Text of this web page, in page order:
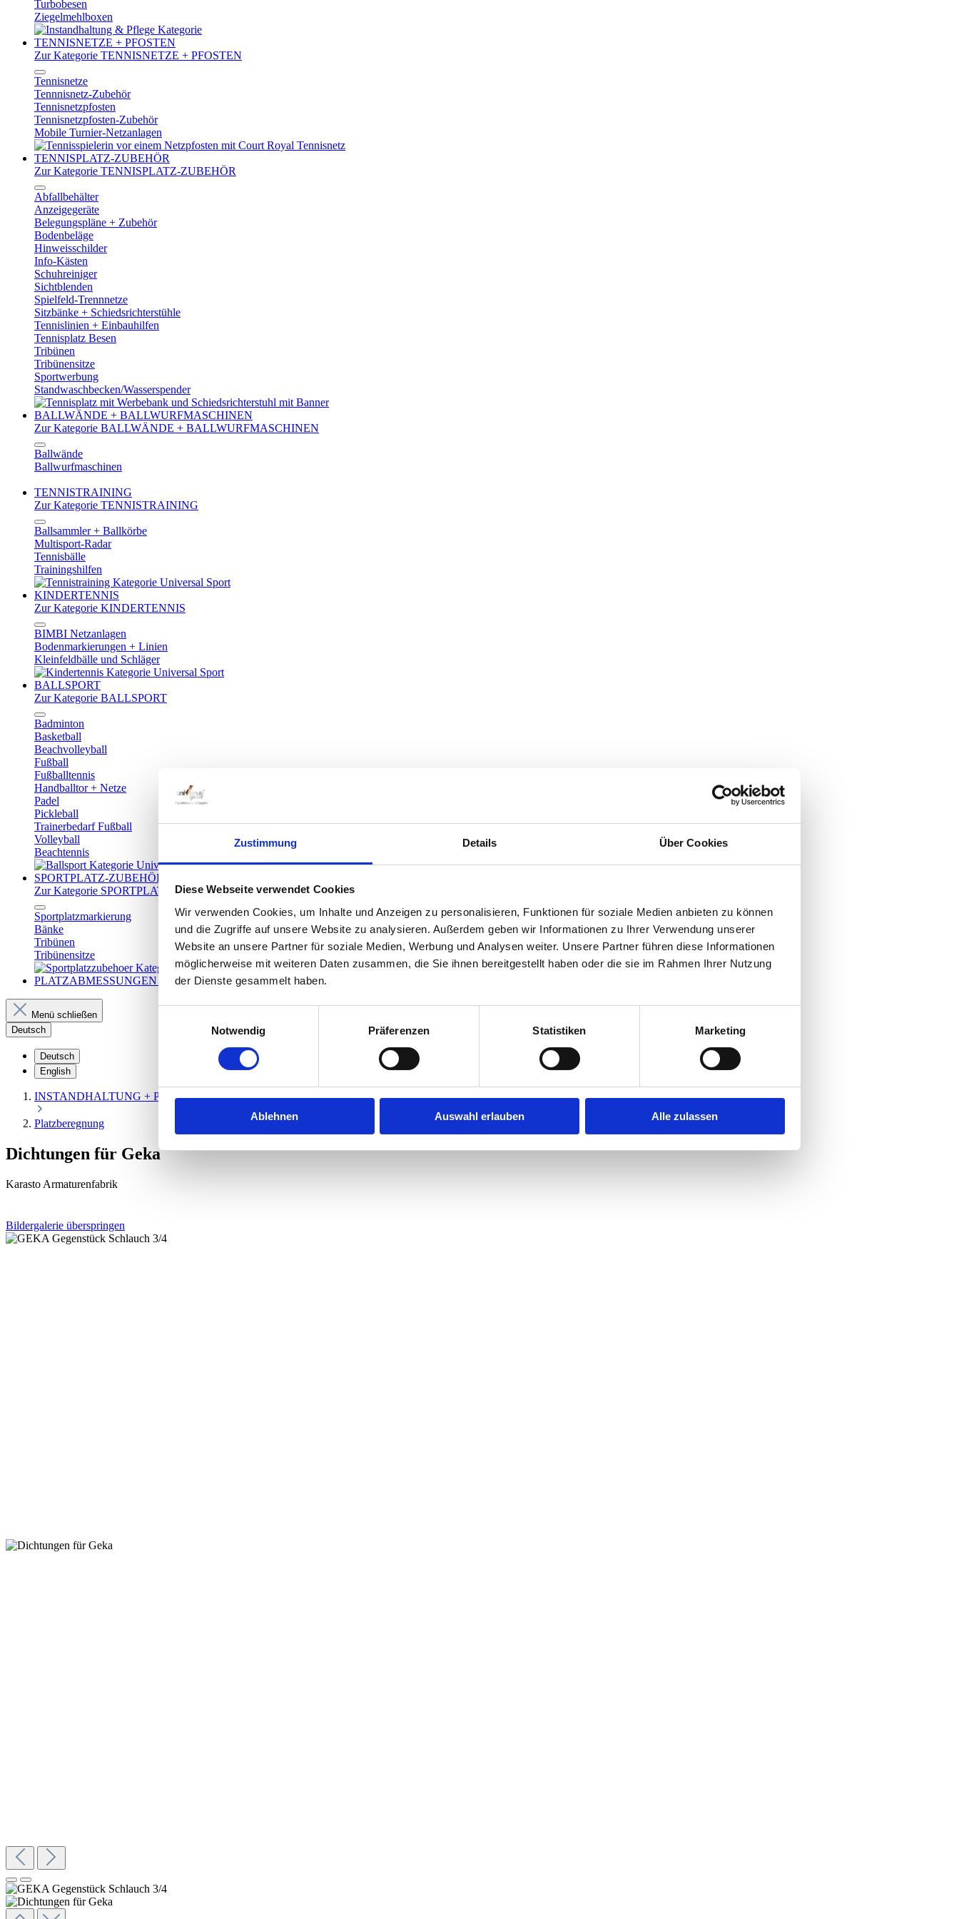
Zustimmung Details Über Cookies
Diese Webseite verwendet Cookies
Wir verwenden Cookies, um Inhalte und Anzeigen zu personalisieren, Funktionen für soziale Medien anbieten zu können
und die Zugriffe auf unsere Website zu analysieren. Außerdem geben wir Informationen zu Ihrer Verwendung unserer
Website an unsere Partner für soziale Medien, Werbung und Analysen weiter. Unsere Partner führen diese Informationen
möglicherweise mit weiteren Daten zusammen, die Sie ihnen bereitgestellt haben oder die sie im Rahmen Ihrer Nutzung
der Dienste gesammelt haben.
Notwendig
Präferenzen Statistiken Marketing
Ablehnen Auswahl erlauben Alle zulassen
Turbobesen
Ziegelmehlboxen
TENNISNETZE + PFOSTEN
Zur Kategorie TENNISNETZE + PFOSTEN
Tennisnetze
Tennnisnetz-Zubehör
Tennisnetzpfosten
Tennisnetzpfosten-Zubehör
Mobile Turnier-Netzanlagen
TENNISPLATZ-ZUBEHÖR
Zur Kategorie TENNISPLATZ-ZUBEHÖR
Abfallbehälter
Anzeigegeräte
Belegungspläne + Zubehör
Bodenbeläge
Hinweisschilder
Info-Kästen
Schuhreiniger
Sichtblenden
Spielfeld-Trennnetze
Sitzbänke + Schiedsrichterstühle
Tennislinien + Einbauhilfen
Tennisplatz Besen
Tribünen
Tribünensitze
Sportwerbung
Standwaschbecken/Wasserspender
BALLWÄNDE + BALLWURFMASCHINEN
Zur Kategorie BALLWÄNDE + BALLWURFMASCHINEN
Ballwände
Ballwurfmaschinen
TENNISTRAINING
Zur Kategorie TENNISTRAINING
Ballsammler + Ballkörbe
Multisport-Radar
Tennisbälle
Trainingshilfen
KINDERTENNIS
Zur Kategorie KINDERTENNIS
BIMBI Netzanlagen
Bodenmarkierungen + Linien
Kleinfeldbälle und Schläger
BALLSPORT
Zur Kategorie BALLSPORT
Badminton
Basketball
Beachvolleyball
Fußball
Fußballtennis
Handballtor + Netze
Padel
Pickleball
Trainerbedarf Fußball
Volleyball
Beachtennis
SPORTPLATZ-ZUBEHÖR
Zur Kategorie SPORTPLATZ-ZUBEHÖR
Sportplatzmarkierung
Bänke
Tribünen
Tribünensitze
PLATZABMESSUNGEN + CHECKLISTE
Menü schließen
Deutsch
Deutsch
English
INSTANDHALTUNG + PFLEGE
Platzberegnung
Dichtungen für Geka
Karasto Armaturenfabrik
Bildergalerie überspringen